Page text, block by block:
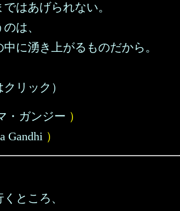
ではあげられない。
は、
に湧き上がるものだから。
リック）
・ガンジー ）
Gandhi ）
ところ、